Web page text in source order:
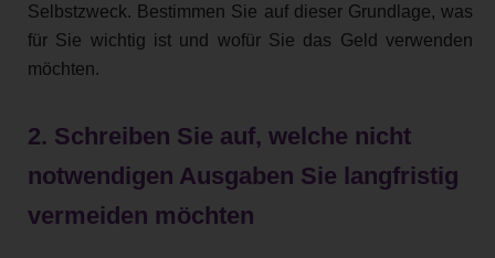
Selbstzweck. Bestimmen Sie auf dieser Grundlage, was
für Sie wichtig ist und wofür Sie das Geld verwenden
möchten.
2. Schreiben Sie auf, welche nicht
notwendigen Ausgaben Sie langfristig
vermeiden möchten